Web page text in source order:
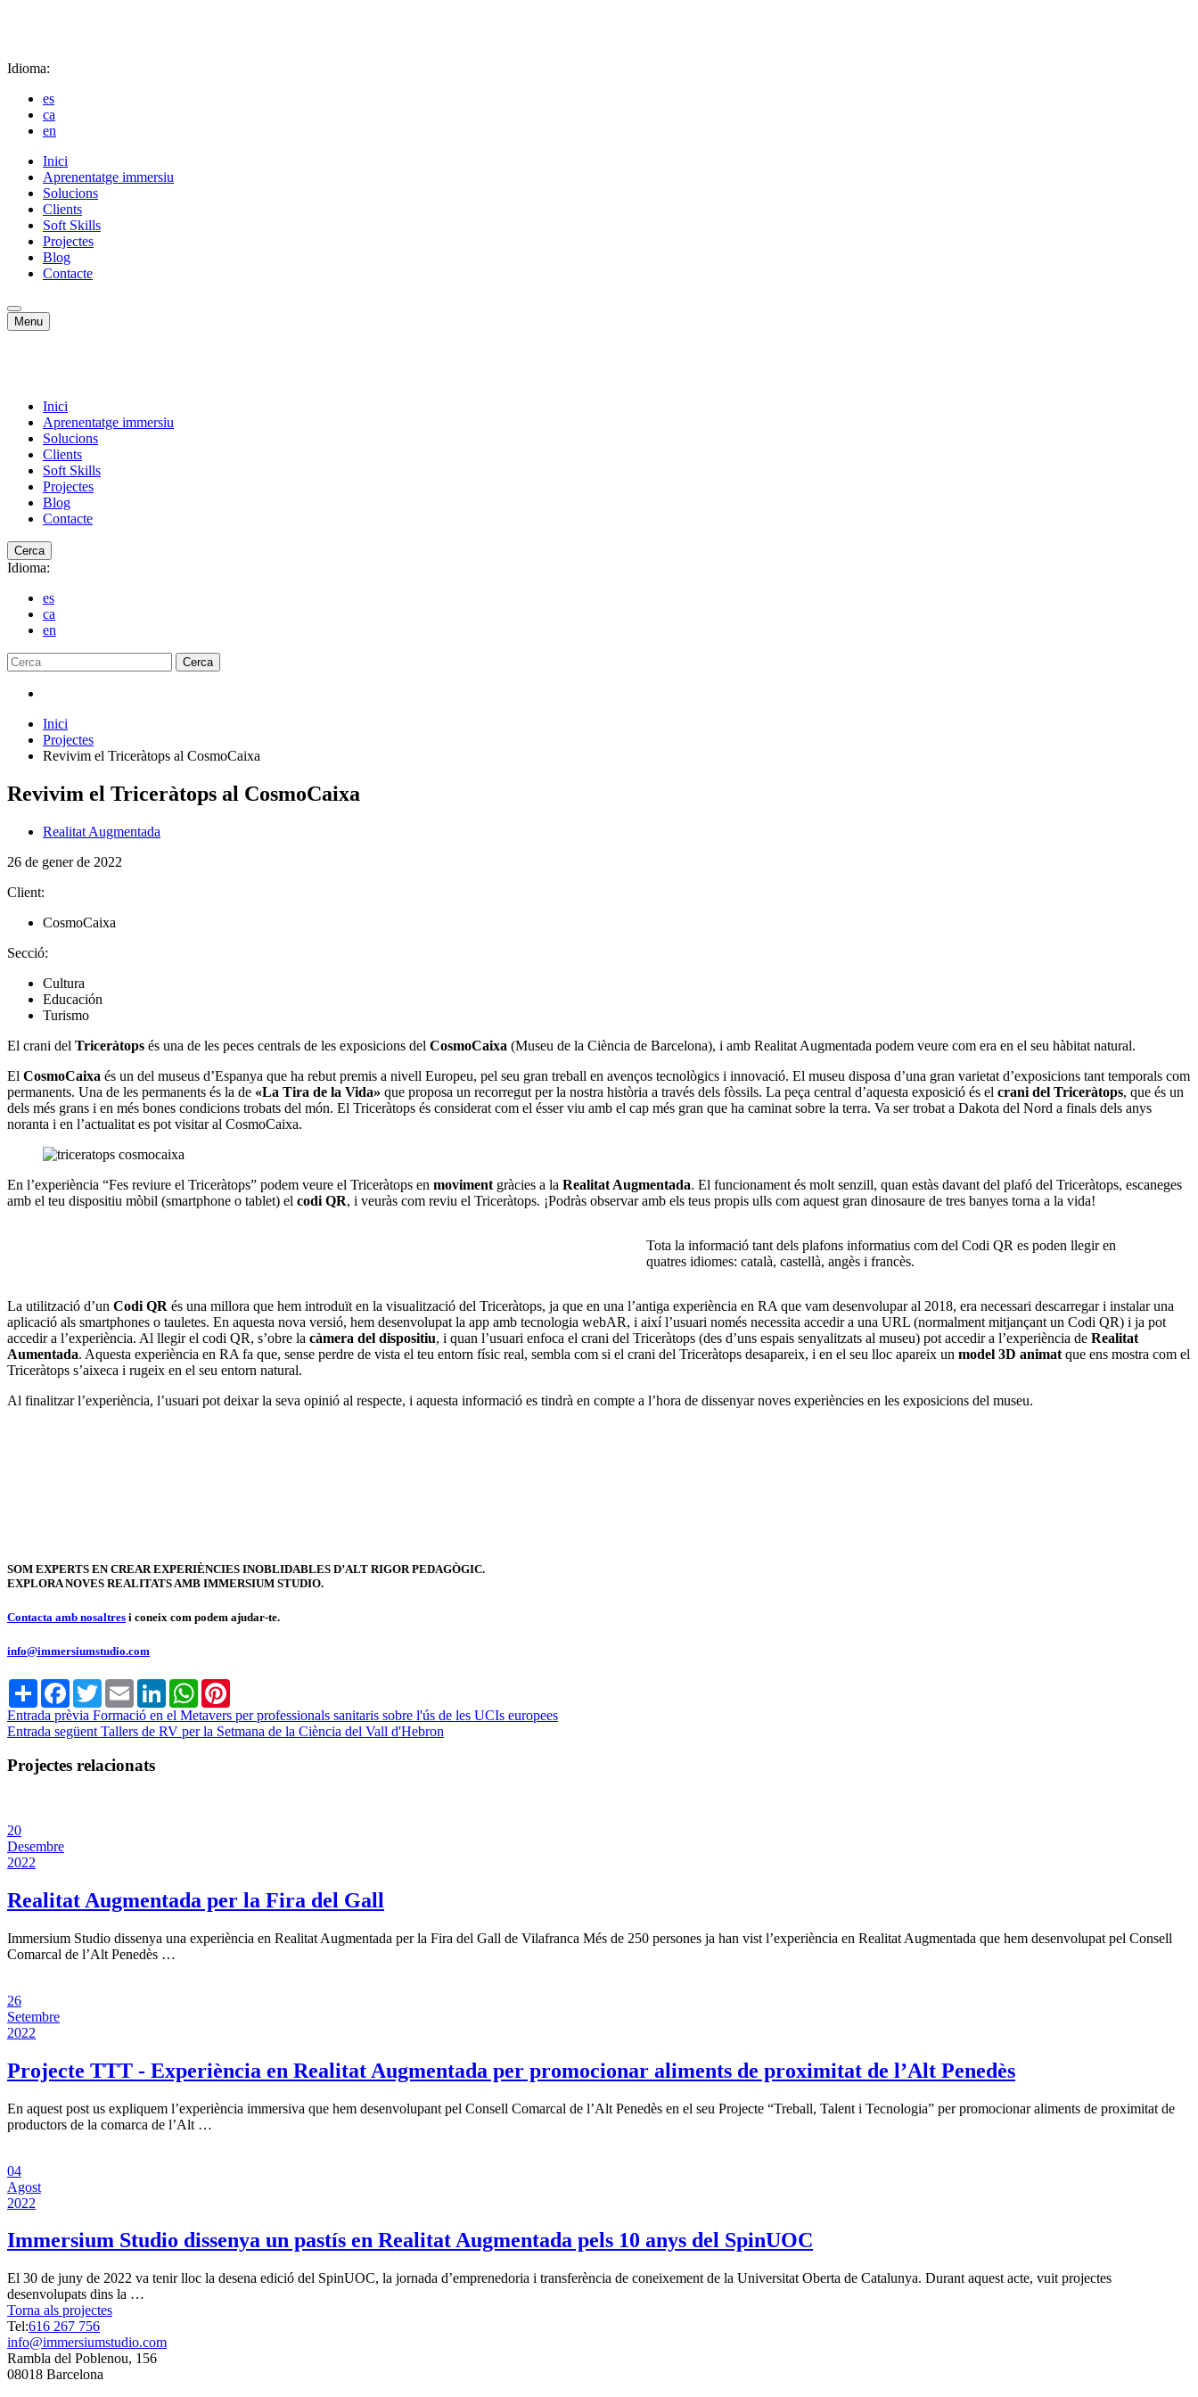
Idioma:
es
ca
en
Inici
Aprenentatge immersiu
Solucions
Clients
Soft Skills
Projectes
Blog
Contacte
Menu
Inici
Aprenentatge immersiu
Solucions
Clients
Soft Skills
Projectes
Blog
Contacte
Cerca
Idioma:
es
ca
en
Cerca
Inici
Projectes
Revivim el Triceràtops al CosmoCaixa
Revivim el Triceràtops al CosmoCaixa
Realitat Augmentada
26 de gener de 2022
Client:
CosmoCaixa
Secció:
Cultura
Educación
Turismo
El crani del Triceràtops és una de les peces centrals de les exposicions del CosmoCaixa (Museu de la Ciència de Barcelona), i amb Realitat Augmentada podem veure com era en el seu hàbitat natural.
El CosmoCaixa és un del museus d’Espanya que ha rebut premis a nivell Europeu, pel seu gran treball en avenços tecnològics i innovació. El museu disposa d’una gran varietat d’exposicions tant temporals com
permanents. Una de les permanents és la de «La Tira de la Vida» que proposa un recorregut per la nostra història a través dels fòssils. La peça central d’aquesta exposició és el crani del Triceràtops, que és un
dels més grans i en més bones condicions trobats del món. El Triceràtops és considerat com el ésser viu amb el cap més gran que ha caminat sobre la terra. Va ser trobat a Dakota del Nord a finals dels anys
noranta i en l’actualitat es pot visitar al CosmoCaixa.
En l’experiència “Fes reviure el Triceràtops” podem veure el Triceràtops en moviment gràcies a la Realitat Augmentada. El funcionament és molt senzill, quan estàs davant del plafó del Triceràtops, escaneges
amb el teu dispositiu mòbil (smartphone o tablet) el codi QR, i veuràs com reviu el Triceràtops. ¡Podràs observar amb els teus propis ulls com aquest gran dinosaure de tres banyes torna a la vida!
Tota la informació tant dels plafons informatius com del Codi QR es poden llegir en
quatres idiomes: català, castellà, angès i francès.
La utilització d’un Codi QR és una millora que hem introduït en la visualització del Triceràtops, ja que en una l’antiga experiència en RA que vam desenvolupar al 2018, era necessari descarregar i instalar una
aplicació als smartphones o tauletes. En aquesta nova versió, hem desenvolupat la app amb tecnologia webAR, i així l’usuari només necessita accedir a una URL (normalment mitjançant un Codi QR) i ja pot
accedir a l’experiència. Al llegir el codi QR, s’obre la càmera del dispositiu, i quan l’usuari enfoca el crani del Triceràtops (des d’uns espais senyalitzats al museu) pot accedir a l’experiència de Realitat
Aumentada. Aquesta experiència en RA fa que, sense perdre de vista el teu entorn físic real, sembla com si el crani del Triceràtops desapareix, i en el seu lloc apareix un model 3D animat que ens mostra com el
Triceràtops s’aixeca i rugeix en el seu entorn natural.
Al finalitzar l’experiència, l’usuari pot deixar la seva opinió al respecte, i aquesta informació es tindrà en compte a l’hora de dissenyar noves experiències en les exposicions del museu.
SOM EXPERTS EN CREAR EXPERIÈNCIES INOBLIDABLES D’ALT RIGOR PEDAGÒGIC.
EXPLORA NOVES REALITATS AMB IMMERSIUM STUDIO.
Contacta amb nosaltres i coneix com podem ajudar-te.
info@immersiumstudio.com
Share Facebook
TwitterEmail LinkedInWhatsApp
Entrada prèvia Formació en el Metavers per professionals sanitaris sobre l'ús de les UCIs europees
Entrada següent Tallers de RV per la Setmana de la Ciència del Vall d'Hebron
Projectes relacionats
20
Desembre
2022
Realitat Augmentada per la Fira del Gall
Immersium Studio dissenya una experiència en Realitat Augmentada per la Fira del Gall de Vilafranca Més de 250 persones ja han vist l’experiència en Realitat Augmentada que hem desenvolupat pel Consell
Comarcal de l’Alt Penedès …
26
Setembre
2022
Projecte TTT - Experiència en Realitat Augmentada per promocionar aliments de proximitat de l’Alt Penedès
En aquest post us expliquem l’experiència immersiva que hem desenvolupant pel Consell Comarcal de l’Alt Penedès en el seu Projecte “Treball, Talent i Tecnologia” per promocionar aliments de proximitat de
productors de la comarca de l’Alt …
04
Agost
2022
Immersium Studio dissenya un pastís en Realitat Augmentada pels 10 anys del SpinUOC
El 30 de juny de 2022 va tenir lloc la desena edició del SpinUOC, la jornada d’emprenedoria i transferència de coneixement de la Universitat Oberta de Catalunya. Durant aquest acte, vuit projectes
desenvolupats dins la …
Torna als projectes
Tel:616 267 756
info@immersiumstudio.com
Rambla del Poblenou, 156
08018 Barcelona